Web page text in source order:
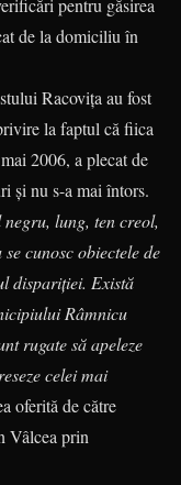
pentru găsirea
de la domiciliu în
Racovița au fost
la faptul că fiica
2006, a plecat de
și nu s-a mai întors.
lung, ten creol,
cunosc obiectele de
dispariției. Există
Râmnicu
rugate să apeleze
celei mai
oferită de către
Vâlcea prin